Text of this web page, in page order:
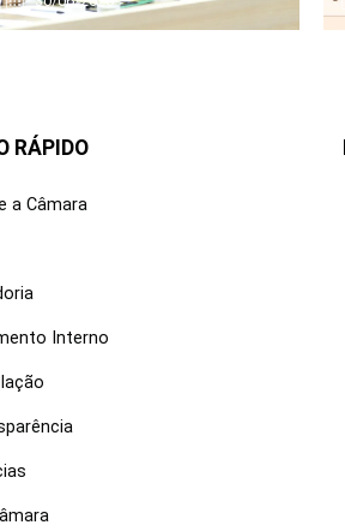
RÁPIDO
a Câmara
Interno